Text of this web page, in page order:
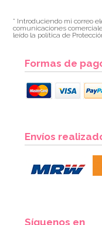
* Introduciendo mi correo
comunicaciones
leído la política de
Formas de
Envíos
Síguenos en